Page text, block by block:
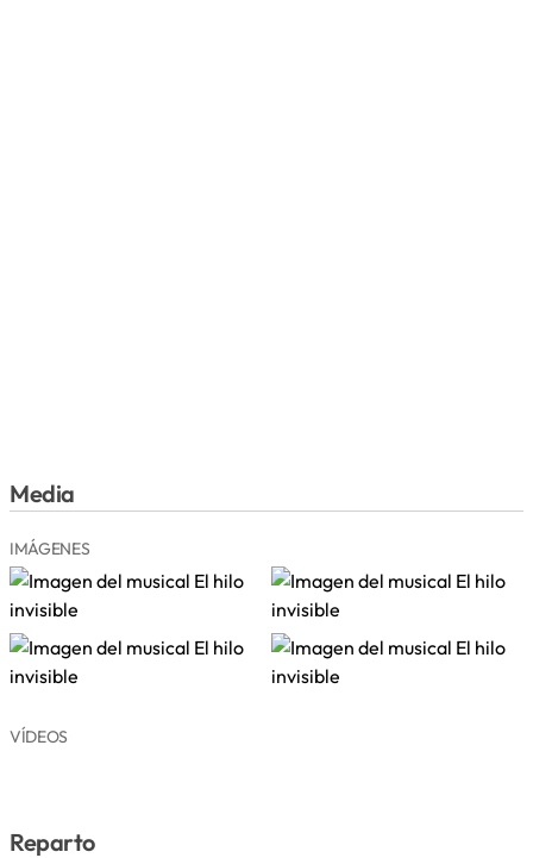
Media
IMÁGENES
VÍDEOS
Reparto